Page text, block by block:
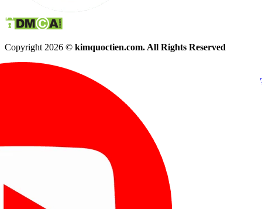
Copyright 2026 © kimquoctien.com. All Rights Reserved
(8h00 - 21h30)
(8h00 -